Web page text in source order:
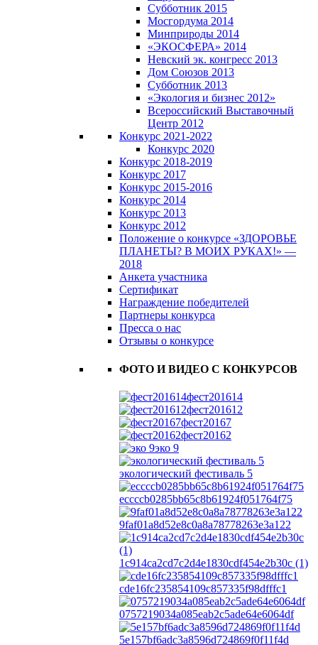
Субботник 2015
Мосгордума 2014
Минприроды 2014
«ЭКОСФЕРА» 2014
Невский эк. конгресс 2013
Дом Союзов 2013
Субботник 2013
«Экология и бизнес 2012»
Всероссийский Выставочный
Центр 2012
Конкурс 2021-2022
Конкурс 2020
Конкурс 2018-2019
Конкурс 2017
Конкурс 2015-2016
Конкурс 2014
Конкурс 2013
Конкурс 2012
Положение о конкурсе «ЗДОРОВЬЕ
ПЛАНЕТЫ? В МОИХ РУКАХ!» —
2018
Анкета участника
Сертификат
Награждение победителей
Партнеры конкурса
Пресса о нас
Отзывы о конкурсе
ФОТО И ВИДЕО С КОНКУРСОВ
фест201614
фест201612
фест20167
фест20162
эко 9
экологический фестиваль 5
eccccb0285bb65c8b61924f051764f75
9faf01a8d52e8c0a8a78778263e3a122
1c914ca2cd7c2d4e1830cdf454e2b30c (1)
cde16fc235854109c857335f98dfffc1
0757219034a085eab2c5ade64e6064df
5e157bf6adc3a8596d724869f0f11f4d